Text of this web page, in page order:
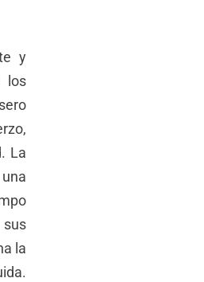
y
los
La
la